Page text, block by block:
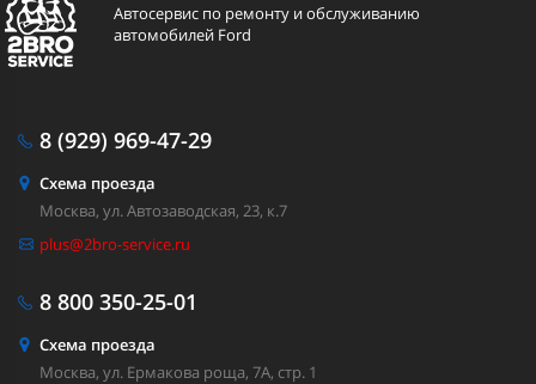
Автосервис по ремонту и обслуживанию
автомобилей Ford
8 (929) 969-47-29
Схема проезда
Москва, ул. Автозаводская, 23, к.7
plus@2bro-service.ru
8 800 350-25-01
Схема проезда
Москва, ул. Ермакова роща, 7А, стр. 1